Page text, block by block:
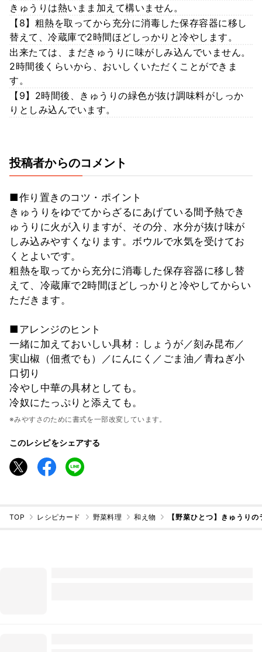
きゅうりは熱いまま加えて構いません。
【8】粗熱を取ってから充分に消毒した保存容器に移し
替えて、冷蔵庫で2時間ほどしっかりと冷やします。
出来たては、まだきゅうりに味がしみ込んでいません。
2時間後くらいから、おいしくいただくことができま
す。
【9】2時間後、きゅうりの緑色が抜け調味料がしっか
りとしみ込んでいます。
投稿者からのコメント
■作り置きのコツ・ポイント
きゅうりをゆでてからざるにあげている間予熱でき
ゅうりに火が入りますが、その分、水分が抜け味が
しみ込みやすくなります。ボウルで水気を受けてお
くとよいです。
粗熱を取ってから充分に消毒した保存容器に移し替
えて、冷蔵庫で2時間ほどしっかりと冷やしてからい
ただきます。
■アレンジのヒント
一緒に加えておいしい具材：しょうが／刻み昆布／
実山椒（佃煮でも）／にんにく／ごま油／青ねぎ小
口切り
冷やし中華の具材としても。
冷奴にたっぷりと添えても。
※みやすさのために書式を一部改変しています。
このレシピをシェアする
TOP レシピカード 野菜料理 和え物 【野菜ひとつ】きゅうり